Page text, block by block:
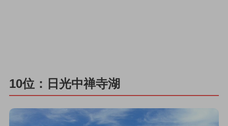
10位：日光中禅寺湖